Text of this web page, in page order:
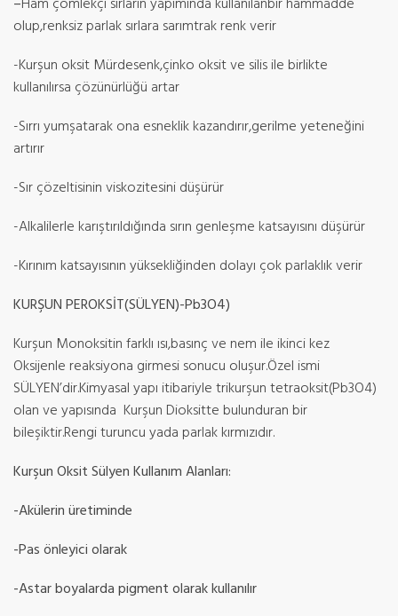
olup,renksiz parlak sırlara sarımtrak renk verir
-Kurşun oksit Mürdesenk,çinko oksit ve silis ile birlikte
kullanılırsa çözünürlüğü artar
-Sırrı yumşatarak ona esneklik kazandırır,gerilme yeteneğini
artırır
-Sır çözeltisinin viskozitesini düşürür
-Alkalilerle karıştırıldığında sırın genleşme katsayısını düşürür
-Kırınım katsayısının yüksekliğinden dolayı çok parlaklık verir
KURŞUN PEROKSİT(SÜLYEN)-Pb3O4)
Kurşun Monoksitin farklı ısı,basınç ve nem ile ikinci kez
Oksijenle reaksiyona girmesi sonucu oluşur.Özel ismi
SÜLYEN’dir.Kimyasal yapı itibariyle trikurşun tetraoksit(Pb3O4)
olan ve yapısında Kurşun Dioksitte bulunduran bir
bileşiktir.Rengi turuncu yada parlak kırmızıdır.
Kurşun Oksit Sülyen Kullanım Alanları:
-Akülerin üretiminde
-Pas önleyici olarak
-Astar boyalarda pigment olarak kullanılır